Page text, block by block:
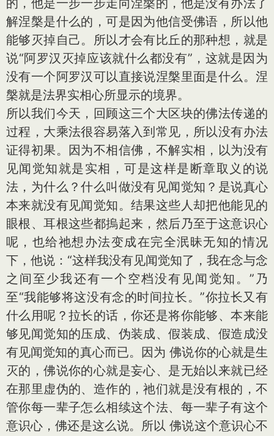
的，他是一步一步走向涅槃的，他是没有办法了
解涅槃是什么的，可是因为他信受佛语，所以他
能够灭掉自己。所以才会有比丘的那种想，就是
说“阿罗汉灭掉应该就什么都没有”，这就是因为
没有一个阿罗汉可以直接说涅槃里面是什么。涅
槃就是法界实相心所显示的境界。
所以我们今天，回顾这三个大区块的佛法传递的
过程，大乘法很容易落入到常见，所以没有办法
证得初果。因为不相信佛，不解实相，以为没有
见闻觉知就是实相，可是这样是断章取义的说
法，为什么？什么叫做没有见闻觉知？是说真心
本来就没有见闻觉知。结果这些人却把他能见的
眼根、耳根这些都摀起来，然后乃至于这意识心
呢，也给祂想办法变成在完全泯昧无知的情况
下，他说：“这样我没有见闻觉知了，我在念与念
之间至少我还有一个空档没有见闻觉知。”乃
至“我能够将这没有念的时间拉长。”你拉长又有
什么用呢？拉长的话，你还是将你能够、本来能
够见闻觉知的压成、伪装成、假装成、假造成没
有见闻觉知的真心而已。因为 佛说你的心就是生
灭的，佛说你的心就是妄心、是无始以来就已经
在那里虚伪的、造作的，祂们就是没有根的，不
管你每一辈子怎么相续这个法、每一辈子有这个
意识心，佛还是这么说。所以 佛说这个意识心不